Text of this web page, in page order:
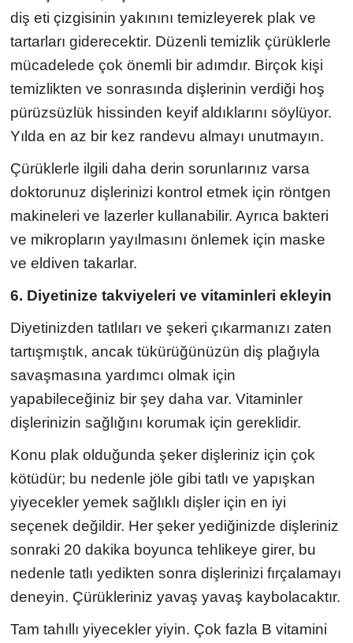
diş eti çizgisinin yakınını temizleyerek plak ve
tartarları giderecektir. Düzenli temizlik çürüklerle
mücadelede çok önemli bir adımdır. Birçok kişi
temizlikten ve sonrasında dişlerinin verdiği hoş
pürüzsüzlük hissinden keyif aldıklarını söylüyor.
Yılda en az bir kez randevu almayı unutmayın.
Çürüklerle ilgili daha derin sorunlarınız varsa
doktorunuz dişlerinizi kontrol etmek için röntgen
makineleri ve lazerler kullanabilir. Ayrıca bakteri
ve mikropların yayılmasını önlemek için maske
ve eldiven takarlar.
6. Diyetinize takviyeleri ve vitaminleri ekleyin
Diyetinizden tatlıları ve şekeri çıkarmanızı zaten
tartışmıştık, ancak tükürüğünüzün diş plağıyla
savaşmasına yardımcı olmak için
yapabileceğiniz bir şey daha var. Vitaminler
dişlerinizin sağlığını korumak için gereklidir.
Konu plak olduğunda şeker dişleriniz için çok
kötüdür; bu nedenle jöle gibi tatlı ve yapışkan
yiyecekler yemek sağlıklı dişler için en iyi
seçenek değildir. Her şeker yediğinizde dişleriniz
sonraki 20 dakika boyunca tehlikeye girer, bu
nedenle tatlı yedikten sonra dişlerinizi fırçalamayı
deneyin. Çürükleriniz yavaş yavaş kaybolacaktır.
Tam tahıllı yiyecekler yiyin. Çok fazla B vitamini